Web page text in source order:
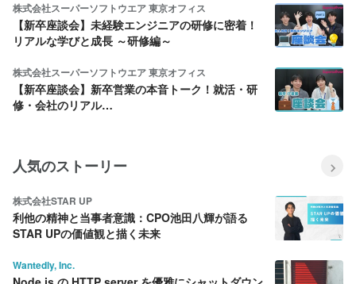
株式会社スーパーソフトウエア 東京オフィス
【新卒座談会】未経験エンジニアの研修に密着！
リアルな学びと成長 ～研修編～
株式会社スーパーソフトウエア 東京オフィス
【新卒座談会】新卒営業の本音トーク！就活・研
修・会社のリアル…
人気のストーリー
株式会社STAR UP
利他の精神と当事者意識：CPO池田八輝が語る
STAR UPの価値観と描く未来
Wantedly, Inc.